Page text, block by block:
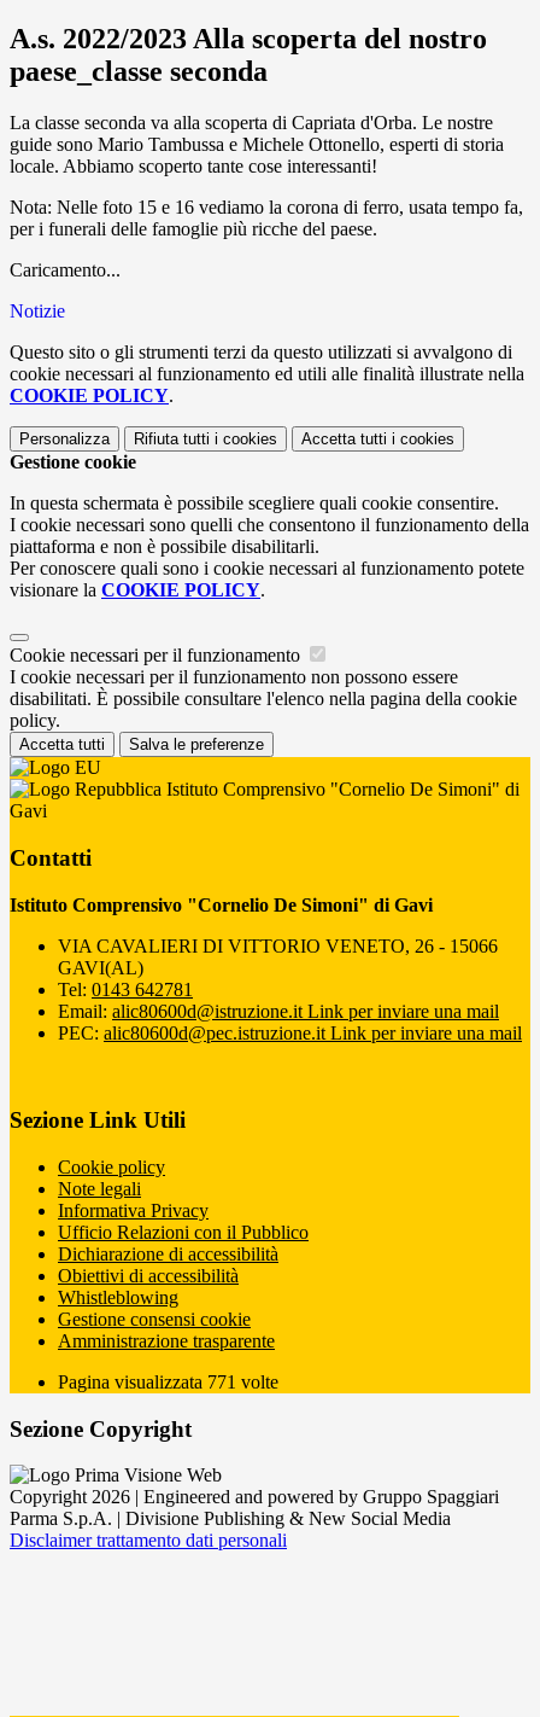
A.s. 2022/2023 Alla scoperta del nostro
paese_classe seconda
La classe seconda va alla scoperta di Capriata d'Orba. Le nostre
guide sono Mario Tambussa e Michele Ottonello, esperti di storia
locale. Abbiamo scoperto tante cose interessanti!
Nota: Nelle foto 15 e 16 vediamo la corona di ferro, usata tempo fa,
per i funerali delle famoglie più ricche del paese.
Caricamento...
Notizie
Questo sito o gli strumenti terzi da questo utilizzati si avvalgono di
cookie necessari al funzionamento ed utili alle finalità illustrate nella
COOKIE POLICY.
Personalizza Rifiuta tutti i cookies Accetta tutti i cookies
Gestione cookie
In questa schermata è possibile scegliere quali cookie consentire.
I cookie necessari sono quelli che consentono il funzionamento della
piattaforma e non è possibile disabilitarli.
Per conoscere quali sono i cookie necessari al funzionamento potete
visionare la COOKIE POLICY.
Cookie necessari per il funzionamento
I cookie necessari per il funzionamento non possono essere
disabilitati. È possibile consultare l'elenco nella pagina della cookie
policy.
Accetta tutti Salva le preferenze
Istituto Comprensivo "Cornelio De Simoni" di
Gavi
Contatti
Istituto Comprensivo "Cornelio De Simoni" di Gavi
VIA CAVALIERI DI VITTORIO VENETO, 26 - 15066
GAVI(AL)
Tel: 0143 642781
Email: alic80600d@istruzione.it Link per inviare una mail
PEC: alic80600d@pec.istruzione.it Link per inviare una mail
Sezione Link Utili
Cookie policy
Note legali
Informativa Privacy
Ufficio Relazioni con il Pubblico
Dichiarazione di accessibilità
Obiettivi di accessibilità
Whistleblowing
Gestione consensi cookie
Amministrazione trasparente
Pagina visualizzata 771 volte
Sezione Copyright
Copyright 2026 | Engineered and powered by Gruppo Spaggiari
Parma S.p.A. | Divisione Publishing & New Social Media
Disclaimer trattamento dati personali